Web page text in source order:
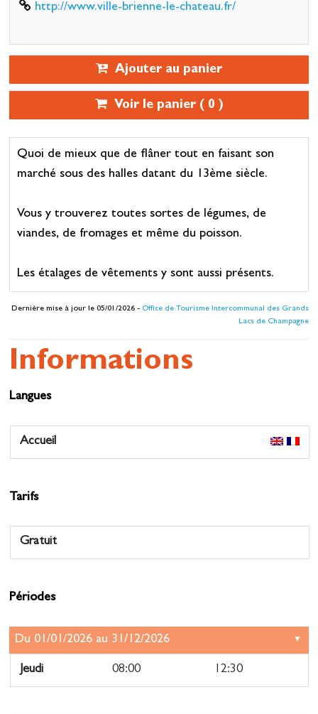
http://www.ville-brienne-le-chateau.fr/
Ajouter au panier
Voir le panier ( 0 )
Quoi de mieux que de flâner tout en faisant son
marché sous des halles datant du 13ème siècle.
Vous y trouverez toutes sortes de légumes, de
viandes, de fromages et même du poisson.
Les étalages de vêtements y sont aussi présents.
Dernière mise à jour le 05/01/2026 - Office de Tourisme Intercommunal des Grands
Lacs de Champagne
Informations
Langues
Accueil
Tarifs
Gratuit
Périodes
Jeudi 08:00 12:30